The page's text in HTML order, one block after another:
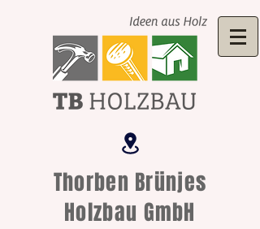
Thorben Brünjes
Holzbau GmbH